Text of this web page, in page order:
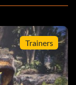
Trainers